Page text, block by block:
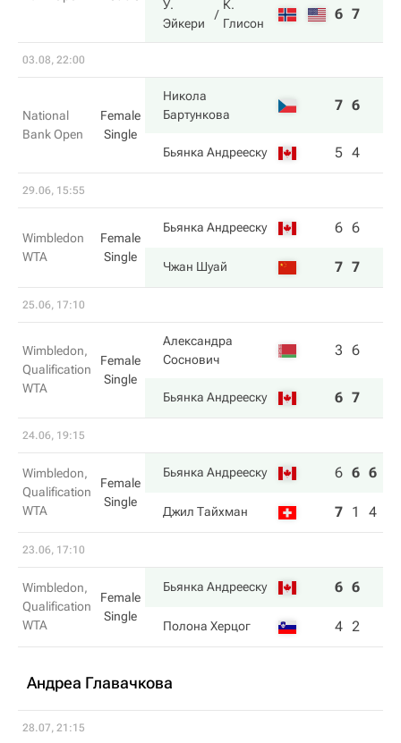
У.
Эйкери
К.
Глисон
6 7
03.08, 22:00
National
Bank Open
Female
Single
Никола
Бартункова
7 6
Бьянка Андрееску 5 4
29.06, 15:55
Wimbledon
WTA
Female
Single
Бьянка Андрееску 6 6
Чжан Шуай 7 7
25.06, 17:10
Wimbledon,
Qualification
WTA
Female
Single
Александра
Соснович
3 6
Бьянка Андрееску 6 7
24.06, 19:15
Wimbledon,
Qualification
WTA
Female
Single
Бьянка Андрееску 6 6 6
Джил Тайхман 7 1 4
23.06, 17:10
Wimbledon,
Qualification
WTA
Female
Single
Бьянка Андрееску 6 6
Полона Херцог 4 2
Андреа Главачкова
28.07, 21:15